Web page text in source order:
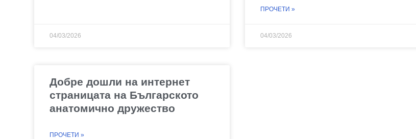
04/03/2026
ПРОЧЕТИ »
04/03/2026
Добре дошли на интернет
страницата на Българското
анатомично дружество
ПРОЧЕТИ »